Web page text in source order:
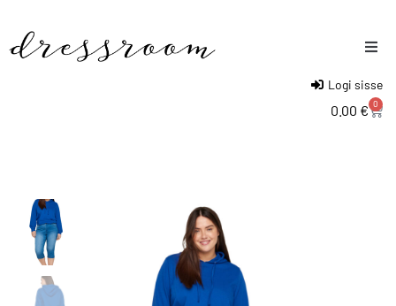
Logi sisse
0.00 € 0